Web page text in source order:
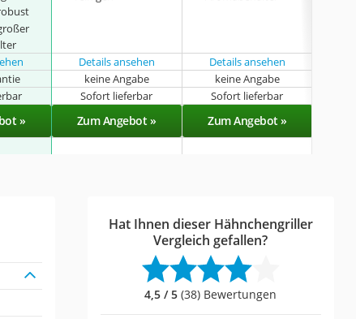
Details ansehen Details ansehen
keine Angabe keine Angabe
Sofort lieferbar Sofort lieferbar
» Zum Angebot » Zum Angebot »
Hat Ihnen dieser Hähnchengriller
Vergleich gefallen?
4,5 / 5 (38) Bewertungen